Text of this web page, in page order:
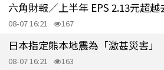
08-07 16:21 167
日本指定熊本地震為「激甚災害
08-07 16:21 163